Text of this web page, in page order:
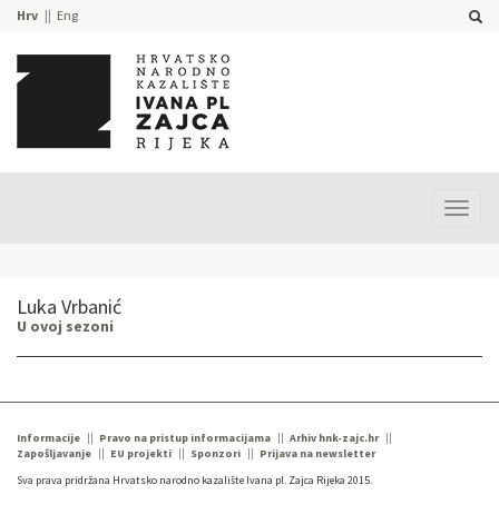
Hrv Eng
Luka Vrbanić
U ovoj sezoni
Informacije Pravo na pristup informacijama
Arhiv hnk-zajc.hr
Zapošljavanje
EU projekti Sponzori
Prijava na newsletter
Sva prava pridržana Hrvatsko narodno kazalište Ivana pl. Zajca Rijeka 2015.